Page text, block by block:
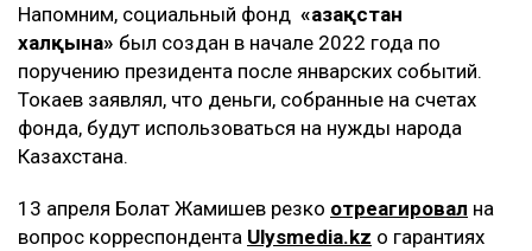
Напомним, социальный фонд «Қазақстан
халқына» был создан в начале 2022 года по
поручению президента после январских событий.
Токаев заявлял, что деньги, собранные на счетах
фонда, будут использоваться на нужды народа
Казахстана.
13 апреля Болат Жамишев резко отреагировал на
вопрос корреспондента Ulysmedia.kz о гарантиях